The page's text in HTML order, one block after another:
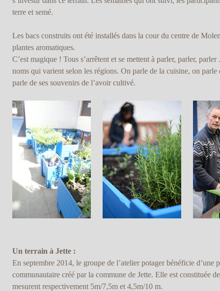
terre et semé.
Les bacs construits ont été installés dans la cour du centre de
plantes aromatiques.
C’est magique ! Tous s’arrêtent et se mettent à parler, parler,
noms qui varient selon les régions. On parle de la cuisine, on
parle de ses souvenirs de l’avoir cultivé.
Un terrain à Jette :
En septembre 2014, le groupe de l’atelier potager bénéficie d’une
communautaire créé par la commune de Jette. Elle est constituée
mesurent respectivement 5m/7,5m et 4,5m/10 m.